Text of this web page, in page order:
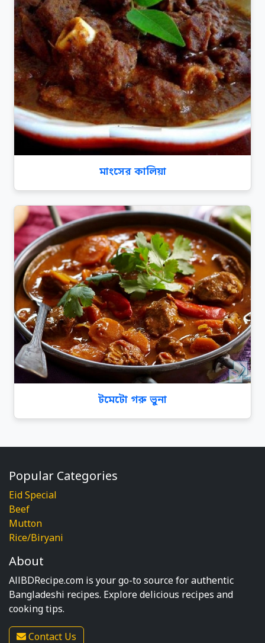
মাংসের কালিয়া
টমেটো গরু ভুনা
Popular Categories
Eid Special
Beef
Mutton
Rice/Biryani
About
AllBDRecipe.com is your go-to source for authentic
Bangladeshi recipes. Explore delicious recipes and
cooking tips.
Contact Us